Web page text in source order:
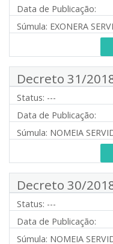
Data de Publicação:
Súmula: EXONERA
Decreto 31/
Status: ---
Data de Publicação:
Súmula: NOMEIA
Decreto 30/
Status: ---
Data de Publicação:
Súmula: NOMEIA